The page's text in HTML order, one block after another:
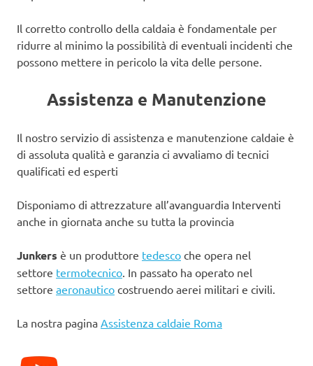
Il corretto controllo della caldaia è fondamentale per
ridurre al minimo la possibilità di eventuali incidenti che
possono mettere in pericolo la vita delle persone.
Assistenza e Manutenzione
Il nostro servizio di assistenza e manutenzione caldaie è
di assoluta qualità e garanzia ci avvaliamo di tecnici
qualificati ed esperti
Disponiamo di attrezzature all’avanguardia Interventi
anche in giornata anche su tutta la provincia
Junkers è un produttore tedesco che opera nel
settore termotecnico . In passato ha operato nel
settore aeronautico costruendo aerei militari e civili.
La nostra pagina Assistenza caldaie Roma